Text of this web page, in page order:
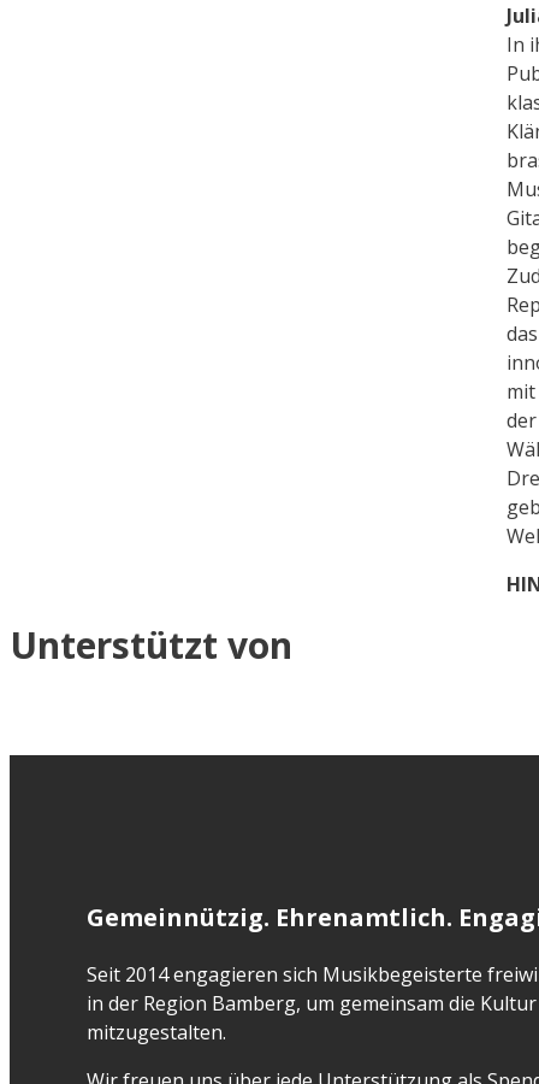
In
Unterstützt von
Gemeinnützig. Ehrenamtlich.
Seit 2014 engagieren sich Musikbegeisterte
in der Region Bamberg, um gemeinsam die
mitzugestalten.